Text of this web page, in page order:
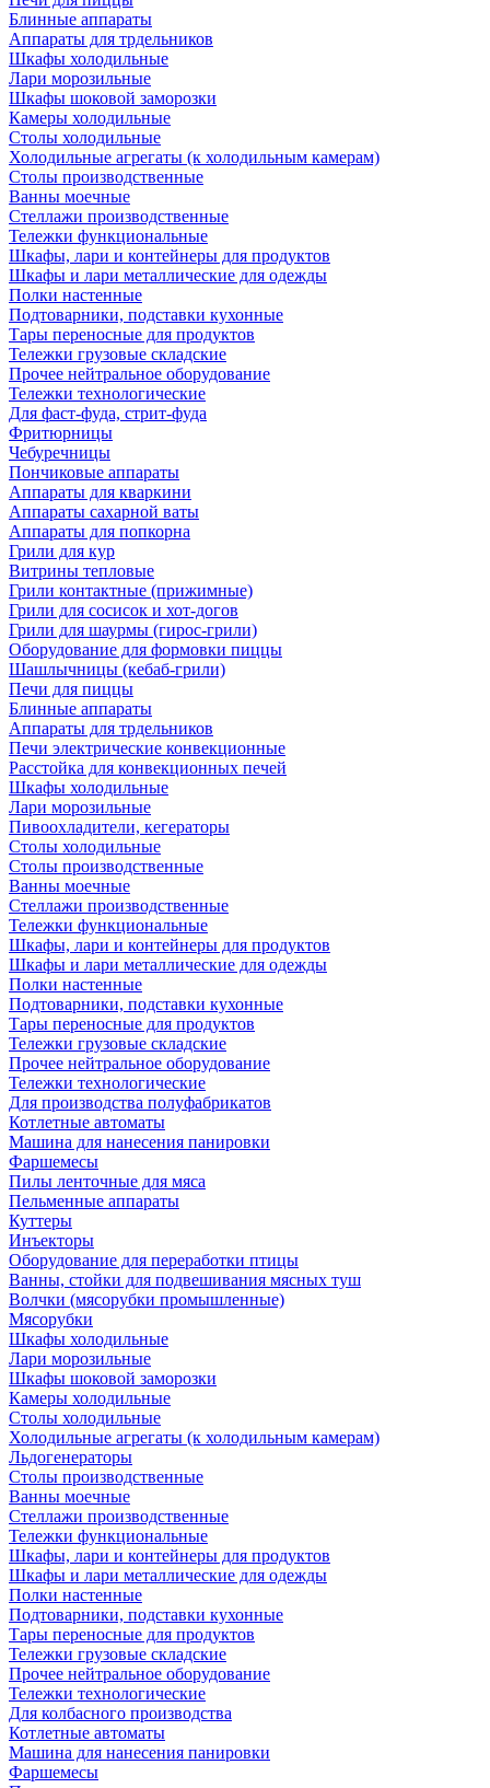
Блинные аппараты
Аппараты для трдельников
Шкафы холодильные
Лари морозильные
Шкафы шоковой заморозки
Камеры холодильные
Столы холодильные
Холодильные агрегаты (к холодильным камерам)
Столы производственные
Ванны моечные
Стеллажи производственные
Тележки функциональные
Шкафы, лари и контейнеры для продуктов
Шкафы и лари металлические для одежды
Полки настенные
Подтоварники, подставки кухонные
Тары переносные для продуктов
Тележки грузовые складские
Прочее нейтральное оборудование
Тележки технологические
Для фаст-фуда, стрит-фуда
Фритюрницы
Чебуречницы
Пончиковые аппараты
Аппараты для кваркини
Аппараты сахарной ваты
Аппараты для попкорна
Грили для кур
Витрины тепловые
Грили контактные (прижимные)
Грили для сосисок и хот-догов
Грили для шаурмы (гирос-грили)
Оборудование для формовки пиццы
Шашлычницы (кебаб-грили)
Печи для пиццы
Блинные аппараты
Аппараты для трдельников
Печи электрические конвекционные
Расстойка для конвекционных печей
Шкафы холодильные
Лари морозильные
Пивоохладители, кегераторы
Столы холодильные
Столы производственные
Ванны моечные
Стеллажи производственные
Тележки функциональные
Шкафы, лари и контейнеры для продуктов
Шкафы и лари металлические для одежды
Полки настенные
Подтоварники, подставки кухонные
Тары переносные для продуктов
Тележки грузовые складские
Прочее нейтральное оборудование
Тележки технологические
Для производства полуфабрикатов
Котлетные автоматы
Машина для нанесения панировки
Фаршемесы
Пилы ленточные для мяса
Пельменные аппараты
Куттеры
Инъекторы
Оборудование для переработки птицы
Ванны, стойки для подвешивания мясных туш
Волчки (мясорубки промышленные)
Мясорубки
Шкафы холодильные
Лари морозильные
Шкафы шоковой заморозки
Камеры холодильные
Столы холодильные
Холодильные агрегаты (к холодильным камерам)
Льдогенераторы
Столы производственные
Ванны моечные
Стеллажи производственные
Тележки функциональные
Шкафы, лари и контейнеры для продуктов
Шкафы и лари металлические для одежды
Полки настенные
Подтоварники, подставки кухонные
Тары переносные для продуктов
Тележки грузовые складские
Прочее нейтральное оборудование
Тележки технологические
Для колбасного производства
Котлетные автоматы
Машина для нанесения панировки
Фаршемесы